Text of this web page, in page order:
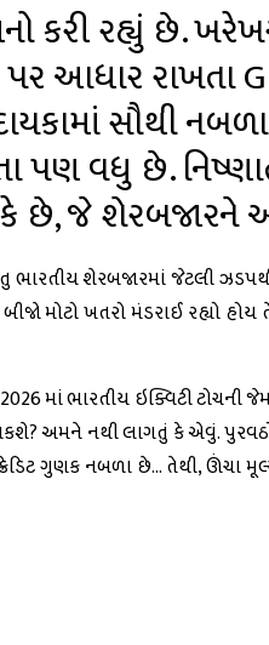
કરી રહ્યું છે.
આધાર રાખતા
સૌથી
પણ વધુ છે.
છે, જે
ભારતીય શેરબજારમાં જેટલી
મોટો ખતરો મંડરાઈ રહ્યો
માં ભારતીય ઇક્વિટી
અમને નથી લાગતું કે એવું.
ગુણક નબળા છે… તેથી, ઊંચા